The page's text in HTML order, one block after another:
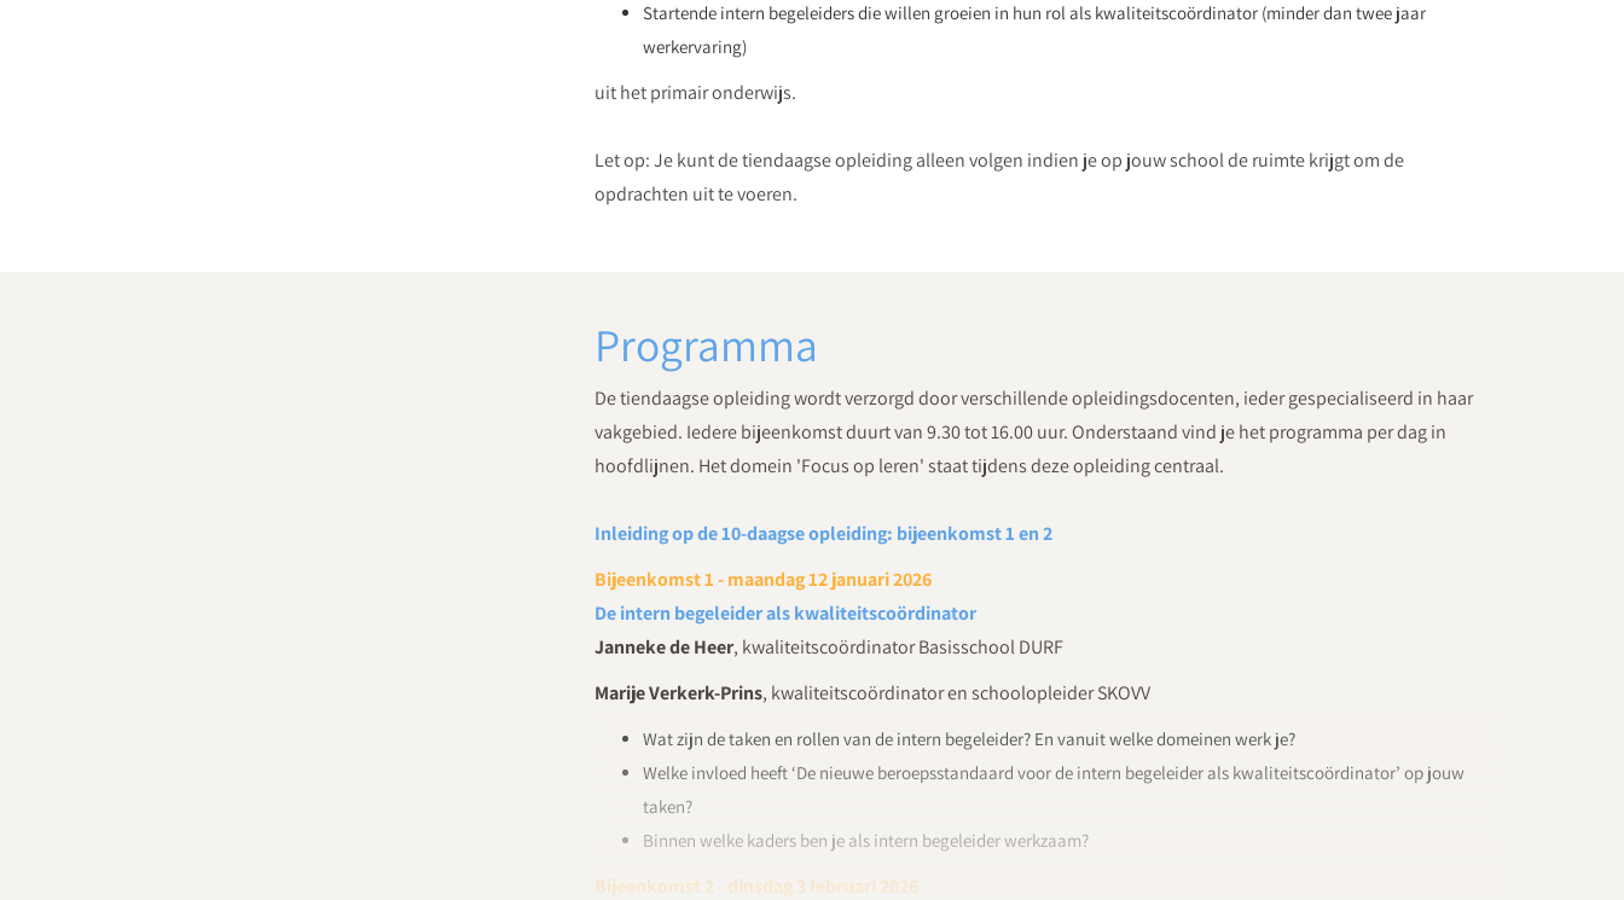
Startende intern begeleiders die willen groeien in hun rol als kwaliteitscoördinator (minder dan twee jaar
werkervaring)
uit het primair onderwijs.
Let op: Je kunt de tiendaagse opleiding alleen volgen indien je op jouw school de ruimte krijgt om de
opdrachten uit te voeren.
Programma
De tiendaagse opleiding wordt verzorgd door verschillende opleidingsdocenten, ieder gespecialiseerd in haar
vakgebied. Iedere bijeenkomst duurt van 9.30 tot 16.00 uur. Onderstaand vind je het programma per dag in
hoofdlijnen. Het domein 'Focus op leren' staat tijdens deze opleiding centraal.
Inleiding op de 10-daagse opleiding: bijeenkomst 1 en 2
Bijeenkomst 1 - maandag 12 januari 2026
De intern begeleider als kwaliteitscoördinator
Janneke de Heer, kwaliteitscoördinator Basisschool DURF
Marije Verkerk-Prins, kwaliteitscoördinator en schoolopleider SKOVV
Wat zijn de taken en rollen van de intern begeleider? En vanuit welke domeinen werk je?
Welke invloed heeft ‘De nieuwe beroepsstandaard voor de intern begeleider als kwaliteitscoördinator’ op jouw
taken?
Binnen welke kaders ben je als intern begeleider werkzaam?
Bijeenkomst 2 - dinsdag 3 februari 2026